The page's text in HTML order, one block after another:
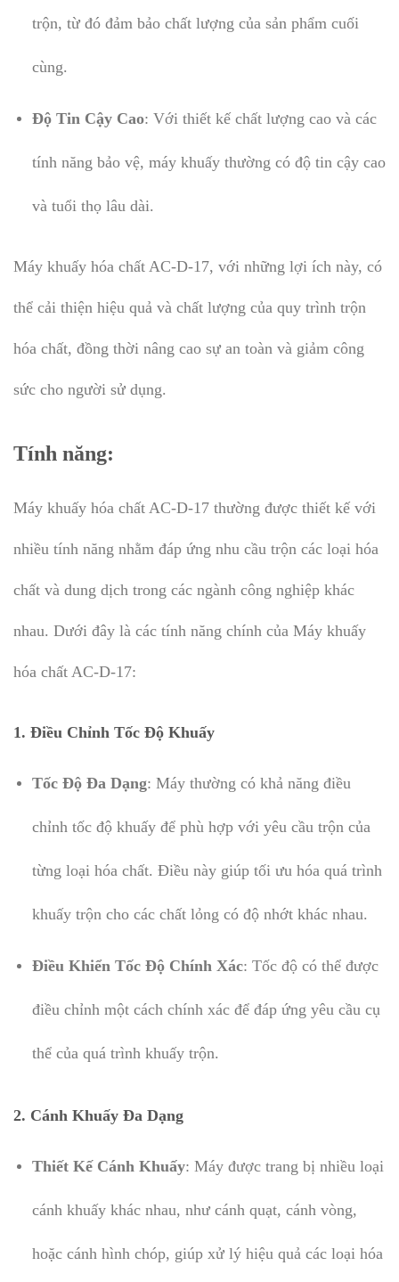
trộn, từ đó đảm bảo chất lượng của sản phẩm cuối
cùng.
Độ Tin Cậy Cao: Với thiết kế chất lượng cao và các
tính năng bảo vệ, máy khuấy thường có độ tin cậy cao
và tuổi thọ lâu dài.
Máy khuấy hóa chất AC-D-17, với những lợi ích này, có
thể cải thiện hiệu quả và chất lượng của quy trình trộn
hóa chất, đồng thời nâng cao sự an toàn và giảm công
sức cho người sử dụng.
Tính năng:
Máy khuấy hóa chất AC-D-17 thường được thiết kế với
nhiều tính năng nhằm đáp ứng nhu cầu trộn các loại hóa
chất và dung dịch trong các ngành công nghiệp khác
nhau. Dưới đây là các tính năng chính của Máy khuấy
hóa chất AC-D-17:
1. Điều Chỉnh Tốc Độ Khuấy
Tốc Độ Đa Dạng: Máy thường có khả năng điều
chỉnh tốc độ khuấy để phù hợp với yêu cầu trộn của
từng loại hóa chất. Điều này giúp tối ưu hóa quá trình
khuấy trộn cho các chất lỏng có độ nhớt khác nhau.
Điều Khiển Tốc Độ Chính Xác: Tốc độ có thể được
điều chỉnh một cách chính xác để đáp ứng yêu cầu cụ
thể của quá trình khuấy trộn.
2. Cánh Khuấy Đa Dạng
Thiết Kế Cánh Khuấy: Máy được trang bị nhiều loại
cánh khuấy khác nhau, như cánh quạt, cánh vòng,
hoặc cánh hình chóp, giúp xử lý hiệu quả các loại hóa